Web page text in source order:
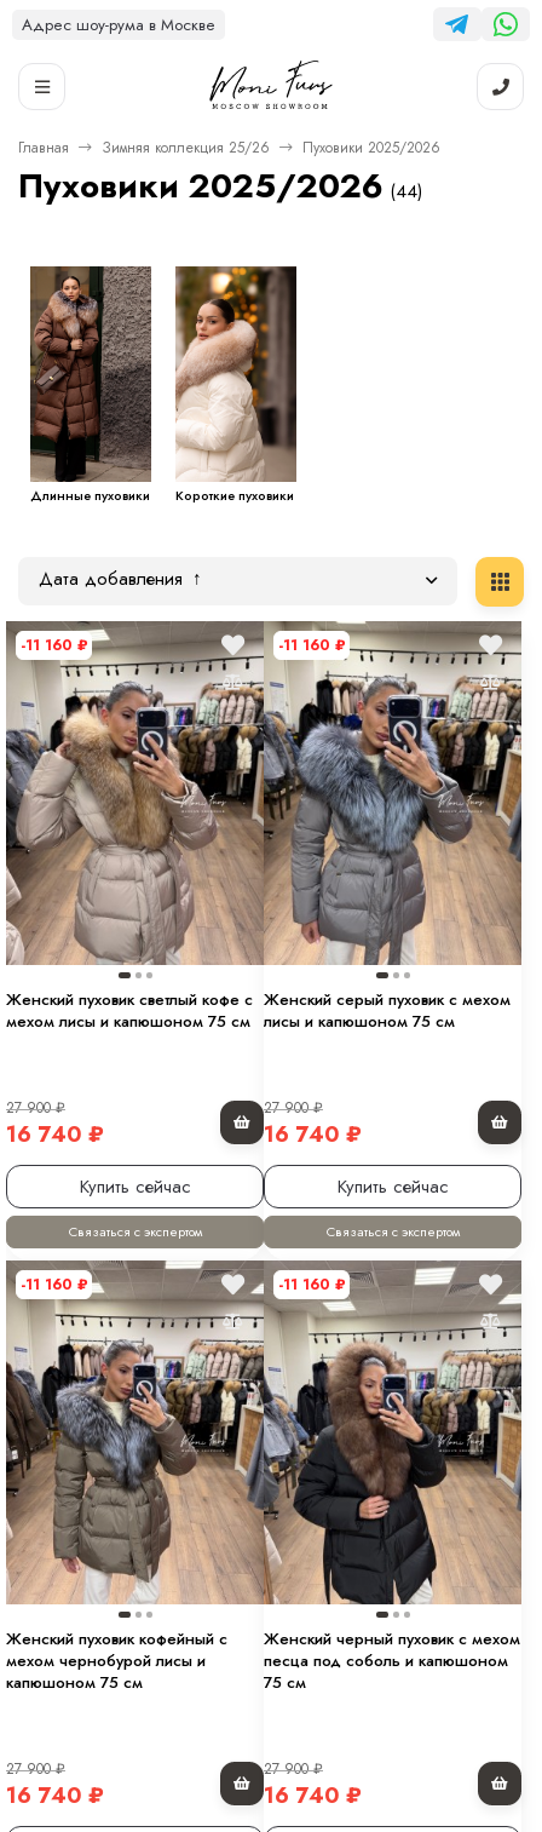
Адрес шоу-рума в Москве
Главная Зимняя коллекция 25/26 Пуховики 2025/2026
Пуховики 2025/2026 (44)
Длинные пуховики Короткие пуховики
Дата добавления
-11 160 ₽
Женский пуховик светлый кофе с
мехом лисы и капюшоном 75 см
27 900₽
16 740 ₽
Купить сейчас
Связаться с экспертом
-11 160 ₽
Женский серый пуховик с мехом
лисы и капюшоном 75 см
27 900₽
16 740 ₽
Купить сейчас
Связаться с экспертом
-11 160 ₽
Женский пуховик кофейный с
мехом чернобурой лисы и
капюшоном 75 см
27 900₽
16 740 ₽
-11 160 ₽
Женский черный пуховик с мехом
песца под соболь и капюшоном
75 см
27 900₽
16 740 ₽